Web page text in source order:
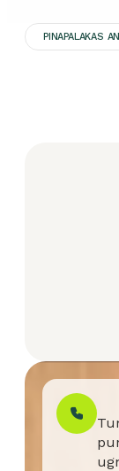
PINAPALAKAS